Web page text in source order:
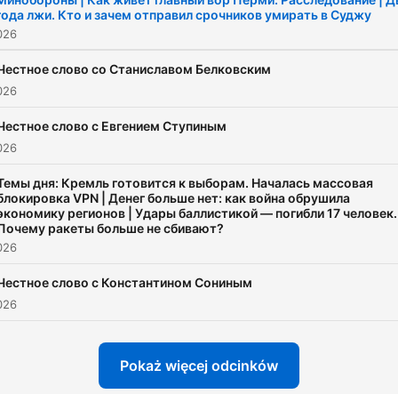
лжи. Кто и зачем отправил срочников умирать в Суджу
слово со Станиславом Белковским
слово с Евгением Ступиным
дня: Кремль готовится к выборам. Началась массовая
VPN | Денег больше нет: как война обрушила
регионов | Удары баллистикой — погибли 17 человек.
ракеты больше не сбивают?
слово с Константином Сониным
Pokaż więcej odcinków